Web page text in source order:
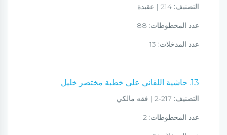
التصنيف:
عدد المخطوطات:
عدد المدخلات:
13. حاشية اللقاني على خطبة مختصر خليل
التصنيف:
عدد المخطوطات: